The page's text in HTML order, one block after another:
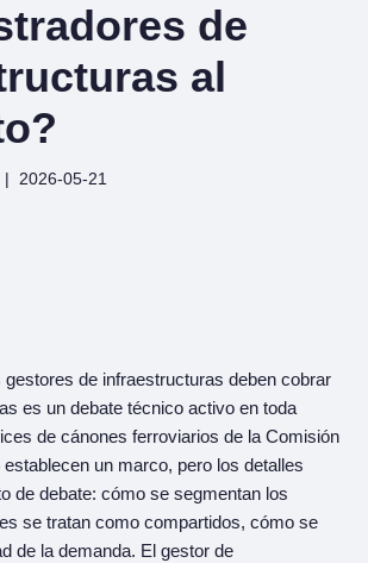
de
al
2026-05-21
gestores de infraestructuras deben cobrar
es un debate técnico activo en toda
de cánones ferroviarios de la Comisión
un marco, pero los detalles
de debate: cómo se segmentan los
se tratan como compartidos, cómo se
de la demanda. El gestor de